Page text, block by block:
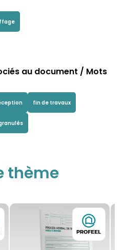
au document / Mots
fin de travaux
thème